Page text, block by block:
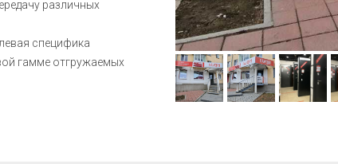
различных
специфика
гамме отгружаемых